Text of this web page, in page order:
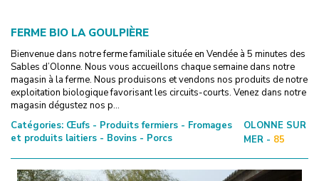
FERME BIO LA GOULPIÈRE
Bienvenue dans notre ferme familiale située en Vendée à 5 minutes des
Sables d’Olonne. Nous vous accueillons chaque semaine dans notre
magasin à la ferme. Nous produisons et vendons nos produits de notre
exploitation biologique favorisant les circuits-courts. Venez dans notre
magasin dégustez nos p...
Catégories: Œufs - Produits fermiers - Fromages
et produits laitiers - Bovins - Porcs
OLONNE SUR
MER - 85